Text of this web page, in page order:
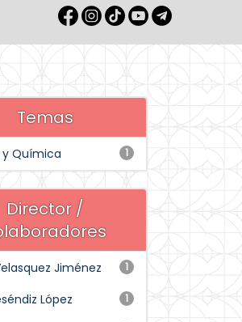
Temas
1
y Química
Director /
1
Jiménez
1
López